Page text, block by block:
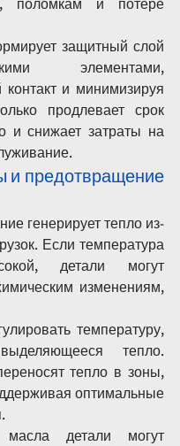
поломкам и потере
защитный слой
элементами,
и минимизируя
продлевает срок
и снижает затраты на
и предотвращение
генерирует тепло из-
Если температура
детали могут
изменениям,
температуру,
тепло.
тепло в зоны,
оптимальные
масла детали могут